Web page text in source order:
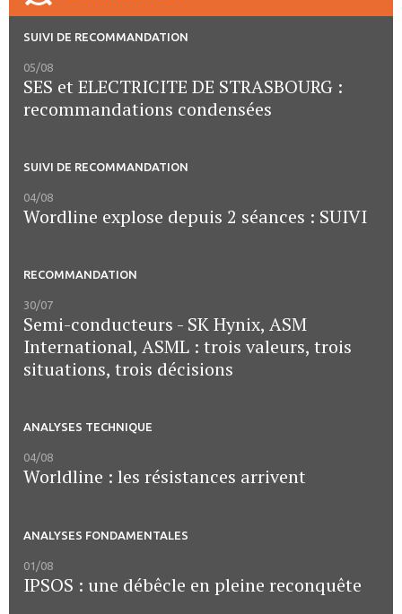
SUIVI DE RECOMMANDATION
05/08
SES et ELECTRICITE DE STRASBOURG :
recommandations condensées
SUIVI DE RECOMMANDATION
04/08
Wordline explose depuis 2 séances : SUIVI
RECOMMANDATION
30/07
Semi-conducteurs - SK Hynix, ASM
International, ASML : trois valeurs, trois
situations, trois décisions
ANALYSES TECHNIQUE
04/08
Worldline : les résistances arrivent
ANALYSES FONDAMENTALES
01/08
IPSOS : une débêcle en pleine reconquête